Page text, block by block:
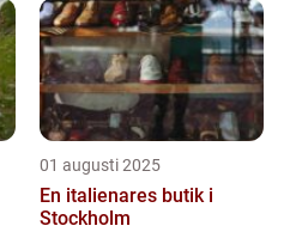
01 augusti 2025
En italienares butik i
Stockholm